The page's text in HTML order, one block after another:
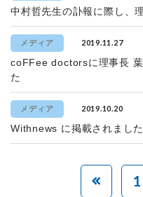
中村哲先生の訃報に際し、
メディア 2019.11.27
coFFee doctorsに理事長
た
メディア 2019.10.20
Withnews に掲載されました
1